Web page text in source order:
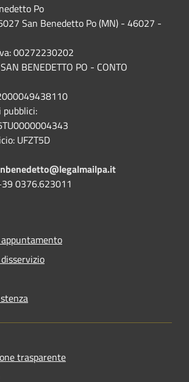
Po
San Benedetto Po (MN) - 46027 -
00272230202
BENEDETTO PO - CONTO
UFZT5D
0376.623011
trasparente